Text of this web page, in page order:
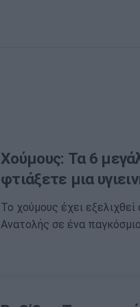
Χούμους: Τα 6
φτιάξετε μια
Το χούμους έχει
Ανατολής σε ένα